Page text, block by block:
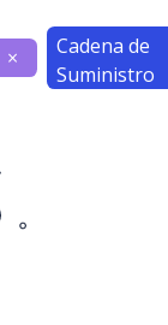
×
Cadena de
Suministro